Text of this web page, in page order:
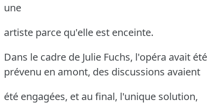
une
artiste parce qu'elle est enceinte.
Dans le cadre de Julie Fuchs, l'opéra avait été
prévenu en amont, des discussions avaient
été engagées, et au final, l'unique solution,